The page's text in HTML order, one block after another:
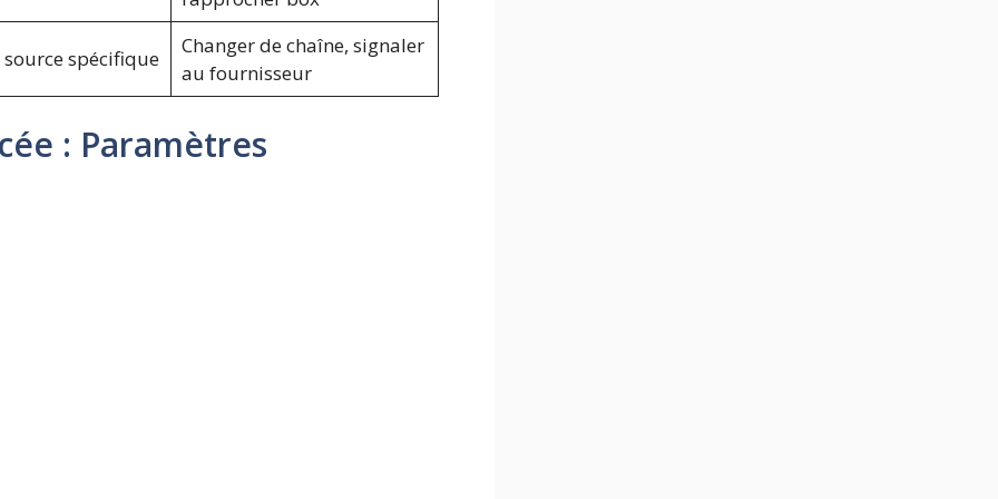
spécifique
Changer de chaîne, signaler
au fournisseur
: Paramètres